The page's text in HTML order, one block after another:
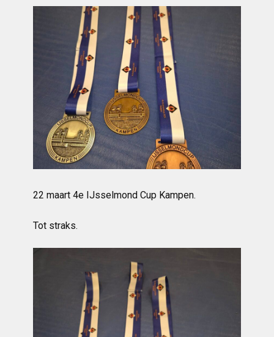
22 maart 4e IJsselmond Cup Kampen.
Tot straks.